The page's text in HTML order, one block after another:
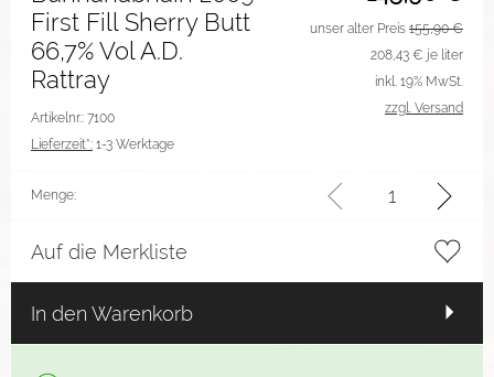
First Fill Sherry Butt
66,7% Vol A.D.
Rattray
Artikelnr.: 7100
Lieferzeit*: 1-3 Werktage
unser alter Preis 155,90 €
208,43 € je liter
inkl. 19% MwSt.
zzgl. Versand
Menge:
Auf die Merkliste
In den Warenkorb